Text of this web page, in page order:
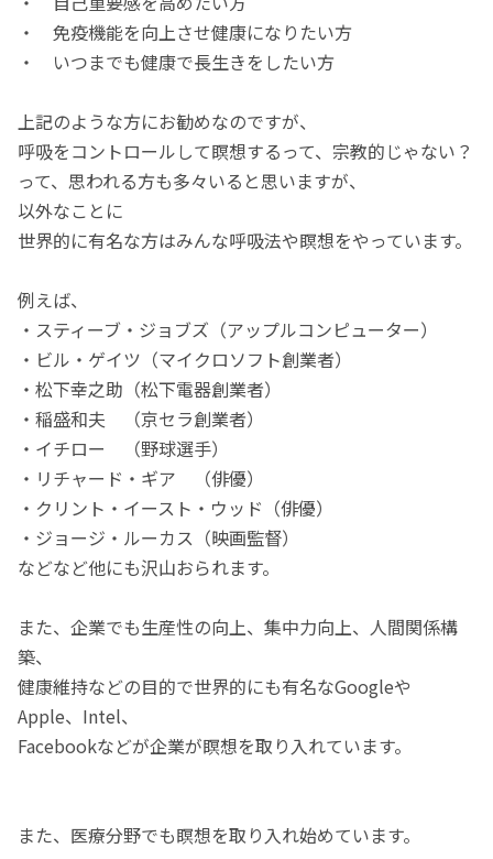
・ 免疫機能を向上させ健康になりたい方
・ いつまでも健康で長生きをしたい方
上記のような方にお勧めなのですが、
呼吸をコントロールして瞑想するって、宗教的じゃない？
って、思われる方も多々いると思いますが、
以外なことに
世界的に有名な方はみんな呼吸法や瞑想をやっています。
例えば、
・スティーブ・ジョブズ（アップルコンピューター）
・ビル・ゲイツ（マイクロソフト創業者）
・松下幸之助（松下電器創業者）
・稲盛和夫 （京セラ創業者）
・イチロー （野球選手）
・リチャード・ギア （俳優）
・クリント・イースト・ウッド（俳優）
・ジョージ・ルーカス（映画監督）
などなど他にも沢山おられます。
また、企業でも生産性の向上、集中力向上、人間関係構
築、
健康維持などの目的で世界的にも有名なGoogleや
Apple、Intel、
Facebookなどが企業が瞑想を取り入れています。
また、医療分野でも瞑想を取り入れ始めています。